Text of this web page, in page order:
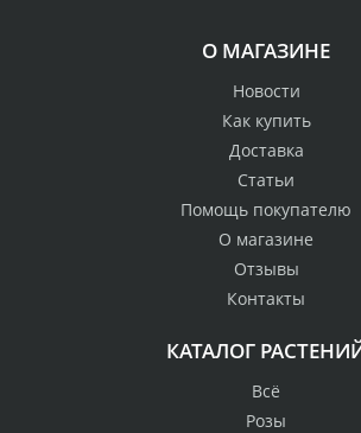
О МАГАЗИНЕ
Новости
Как купить
Доставка
Статьи
Помощь покупателю
О магазине
Отзывы
Контакты
КАТАЛОГ
Всё
Розы